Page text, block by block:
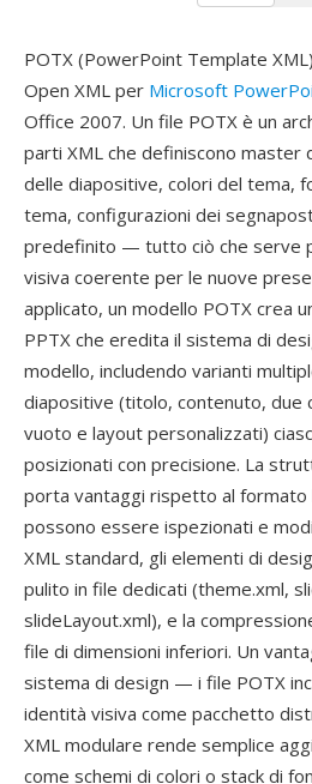
POTX (PowerPoint Template
Open XML per Microsoft
Office 2007. Un file POTX è un
parti XML che definiscono master
delle diapositive, colori del tema,
tema, configurazioni dei
predefinito — tutto ciò che serve
visiva coerente per le nuove
applicato, un modello POTX crea
PPTX che eredita il sistema di
modello, includendo varianti
diapositive (titolo, contenuto, due
vuoto e layout personalizzati)
posizionati con precisione. La
porta vantaggi rispetto al formato
possono essere ispezionati e
XML standard, gli elementi di
pulito in file dedicati (theme.xml,
slideLayout.xml), e la
file di dimensioni inferiori. Un
sistema di design — i file POTX
identità visiva come pacchetto
XML modulare rende semplice
come schemi di colori o stack di